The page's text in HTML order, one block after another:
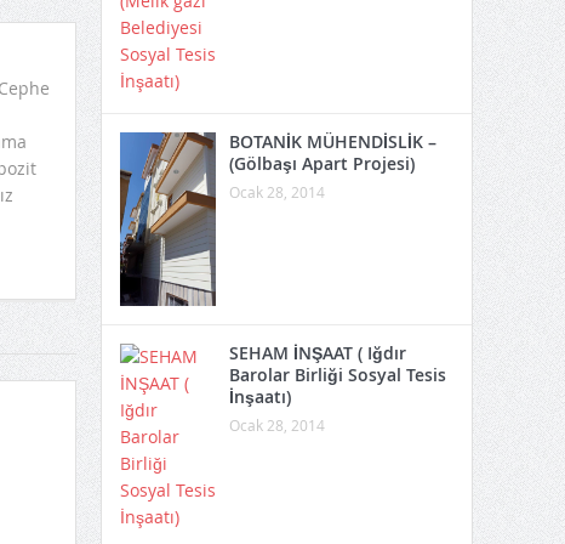
BOTANİK MÜHENDİSLİK –
(Gölbaşı Apart Projesi)
Ocak 28, 2014
SEHAM İNŞAAT ( Iğdır
Barolar Birliği Sosyal Tesis
İnşaatı)
Ocak 28, 2014